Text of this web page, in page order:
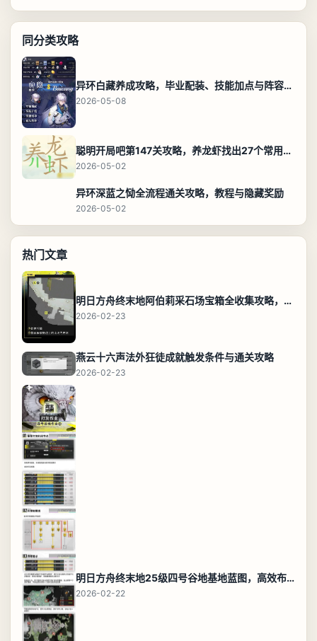
同分类攻略
异环白藏养成攻略，毕业配装、技能加点与阵容搭配保姆级解析
2026-05-08
聪明开局吧第147关攻略，养龙虾找出27个常用字通关答案
2026-05-02
异环深蓝之恸全流程通关攻略，教程与隐藏奖励
2026-05-02
热门文章
明日方舟终末地阿伯莉采石场宝箱全收集攻略，全点位分布图与路线
2026-02-23
燕云十六声法外狂徒成就触发条件与通关攻略
2026-02-23
明日方舟终末地25级四号谷地基地蓝图，高效布局规划
2026-02-22